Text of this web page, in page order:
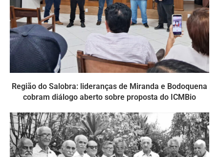
Região do Salobra: lideranças de Miranda e Bodoquena
cobram diálogo aberto sobre proposta do ICMBio